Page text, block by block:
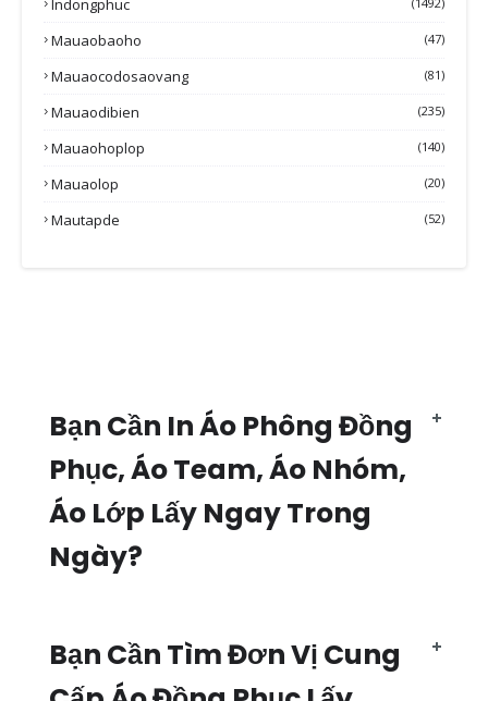
Indongphuc
Mauaobaoho (47)
Mauaocodosaovang (81)
Mauaodibien (235)
Mauaohoplop (140)
Mauaolop (20)
Mautapde (52)
Bạn Cần In Áo Phông Đồng
Phục, Áo Team, Áo Nhóm,
Áo Lớp Lấy Ngay Trong
Ngày?
Bạn Cần Tìm Đơn Vị Cung